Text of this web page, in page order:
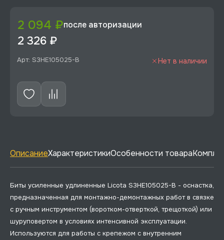
2 094 ₽после авторизации
2 326 ₽
Арт: S3HE105025-B Нет в наличии
ОписаниеХарактеристикиОсобенности товара
Биты усиленные удлиненные Licota S3HE105025-B - оснастка,
предназначенная для монтажно-демонтажных работ в связке
с ручным инструментом (воротком-отверткой, трещоткой) или
шуруповертом в условиях интенсивной эксплуатации.
Используются для работы с крепежом с внутренним